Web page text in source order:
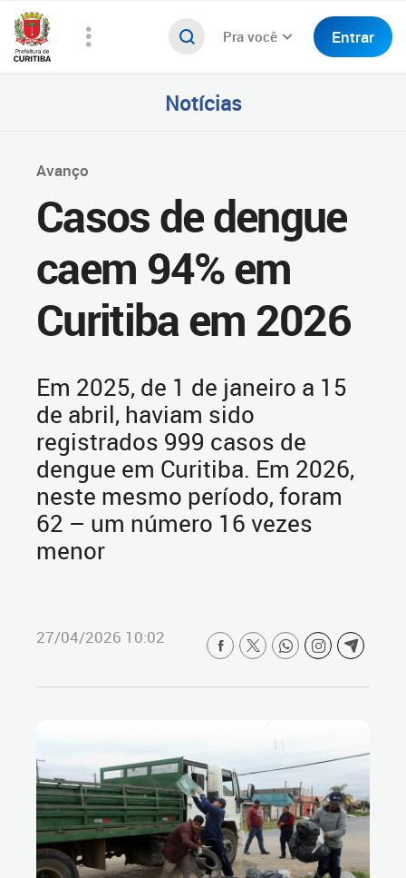
Pra você Entrar
Notícias
Avanço
Casos de dengue
caem 94% em
Curitiba em 2026
Em 2025, de 1 de janeiro a 15
de abril, haviam sido
registrados 999 casos de
dengue em Curitiba. Em 2026,
neste mesmo período, foram
62 – um número 16 vezes
menor
27/04/2026 10:02